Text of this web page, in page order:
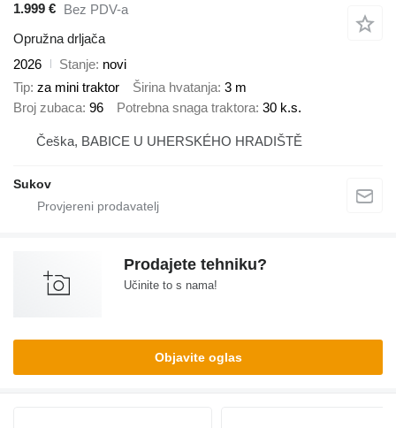
1.999 € Bez PDV-a
Opružna drljača
2026
Stanje novi
Tip za mini traktor Širina hvatanja 3 m
Broj zubaca 96 Potrebna snaga traktora 30 k.s.
Češka, BABICE U UHERSKÉHO HRADIŠTĚ
Sukov
Prodajete tehniku?
Učinite to s nama!
Objavite oglas